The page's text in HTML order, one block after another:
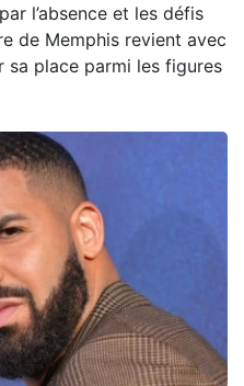
l’absence et les défis
de Memphis revient avec
place parmi les figures